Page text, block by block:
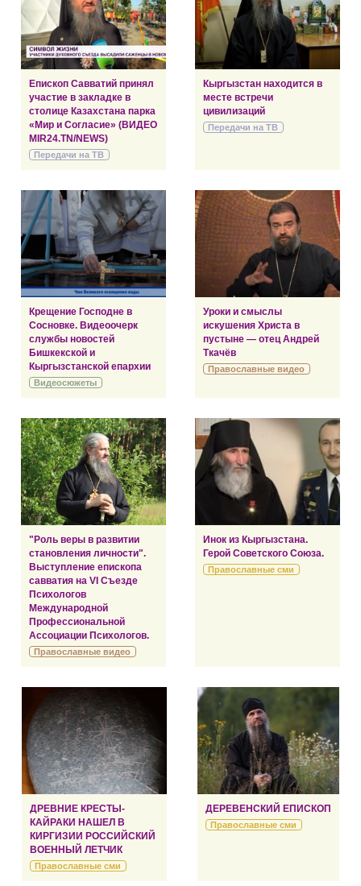
Епископ Савватий принял
участие в закладке в
столице Казахстана парка
«Мир и Согласие» (ВИДЕО
MIR24.TN/NEWS)
Передачи на ТВ
Кыргызстан находится в
месте встречи
цивилизаций
Передачи на ТВ
Крещение Господне в
Сосновке. Видеоочерк
службы новостей
Бишкекской и
Кыргызстанской епархии
Видеосюжеты
Уроки и смыслы
искушения Христа в
пустыне — отец Андрей
Ткачёв
Православные видео
"Роль веры в развитии
становления личности".
Выступление епископа
савватия на VI Съезде
Психологов
Международной
Профессиональной
Ассоциации Психологов.
Православные видео
Инок из Кыргызстана.
Герой Советского Союза.
Православные сми
ДРЕВНИЕ КРЕСТЫ-
КАЙРАКИ НАШЕЛ В
КИРГИЗИИ РОССИЙСКИЙ
ВОЕННЫЙ ЛЕТЧИК
Православные сми
ДЕРЕВЕНСКИЙ ЕПИСКОП
Православные сми